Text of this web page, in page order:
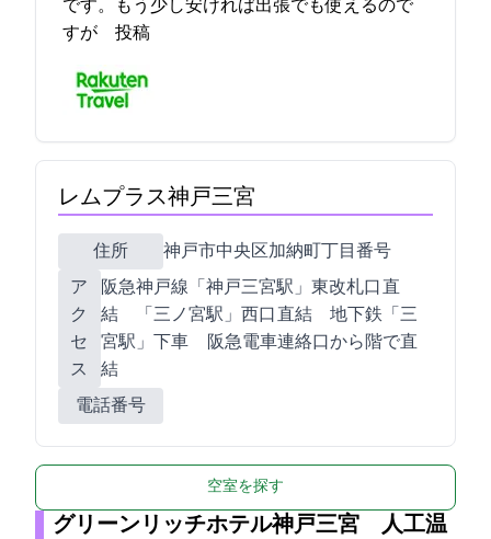
です。もう少し安ければ出張でも使えるので
すが… 2021-11-28 16:32:34投稿
レムプラス神戸三宮
住所
神戸市中央区加納町4丁目2番1号
ア
ク
セ
ス
阪急神戸線「神戸三宮駅」東改札口 直
結 JR「三ノ宮駅」西口 直結 地下鉄「三
宮駅」下車 阪急電車連絡口から2階で直
結
電話番号
空室を探す
グリーンリッチホテル神戸三宮 人工温